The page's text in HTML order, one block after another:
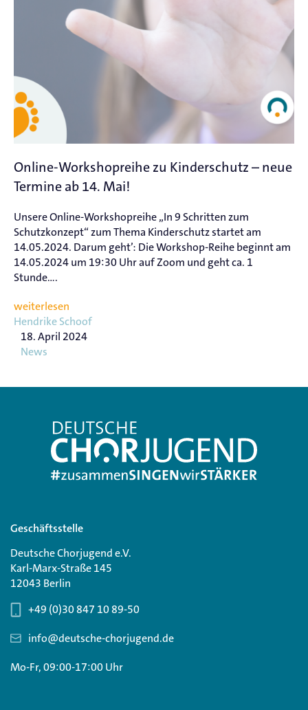
Online-Workshopreihe zu Kinderschutz – neue
Termine ab 14. Mai!
Unsere Online-Workshopreihe „In 9 Schritten zum
Schutzkonzept“ zum Thema Kinderschutz startet am
14.05.2024. Darum geht’: Die Workshop-Reihe beginnt am
14.05.2024 um 19:30 Uhr auf Zoom und geht ca. 1
Stunde....
weiterlesen
Hendrike Schoof
18. April 2024
News
Geschäftsstelle
Deutsche Chorjugend e.V.
Karl-Marx-Straße 145
12043 Berlin
+49 (0)30 847 10 89-50
info@deutsche-chorjugend.de
Mo-Fr, 09:00-17:00 Uhr